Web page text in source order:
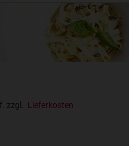
zzgl. Lieferkosten